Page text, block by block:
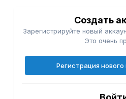
Создать
Зарегистрируйте новый
Это очень
Регистрация нового